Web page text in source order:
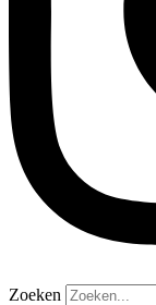
Zoeken